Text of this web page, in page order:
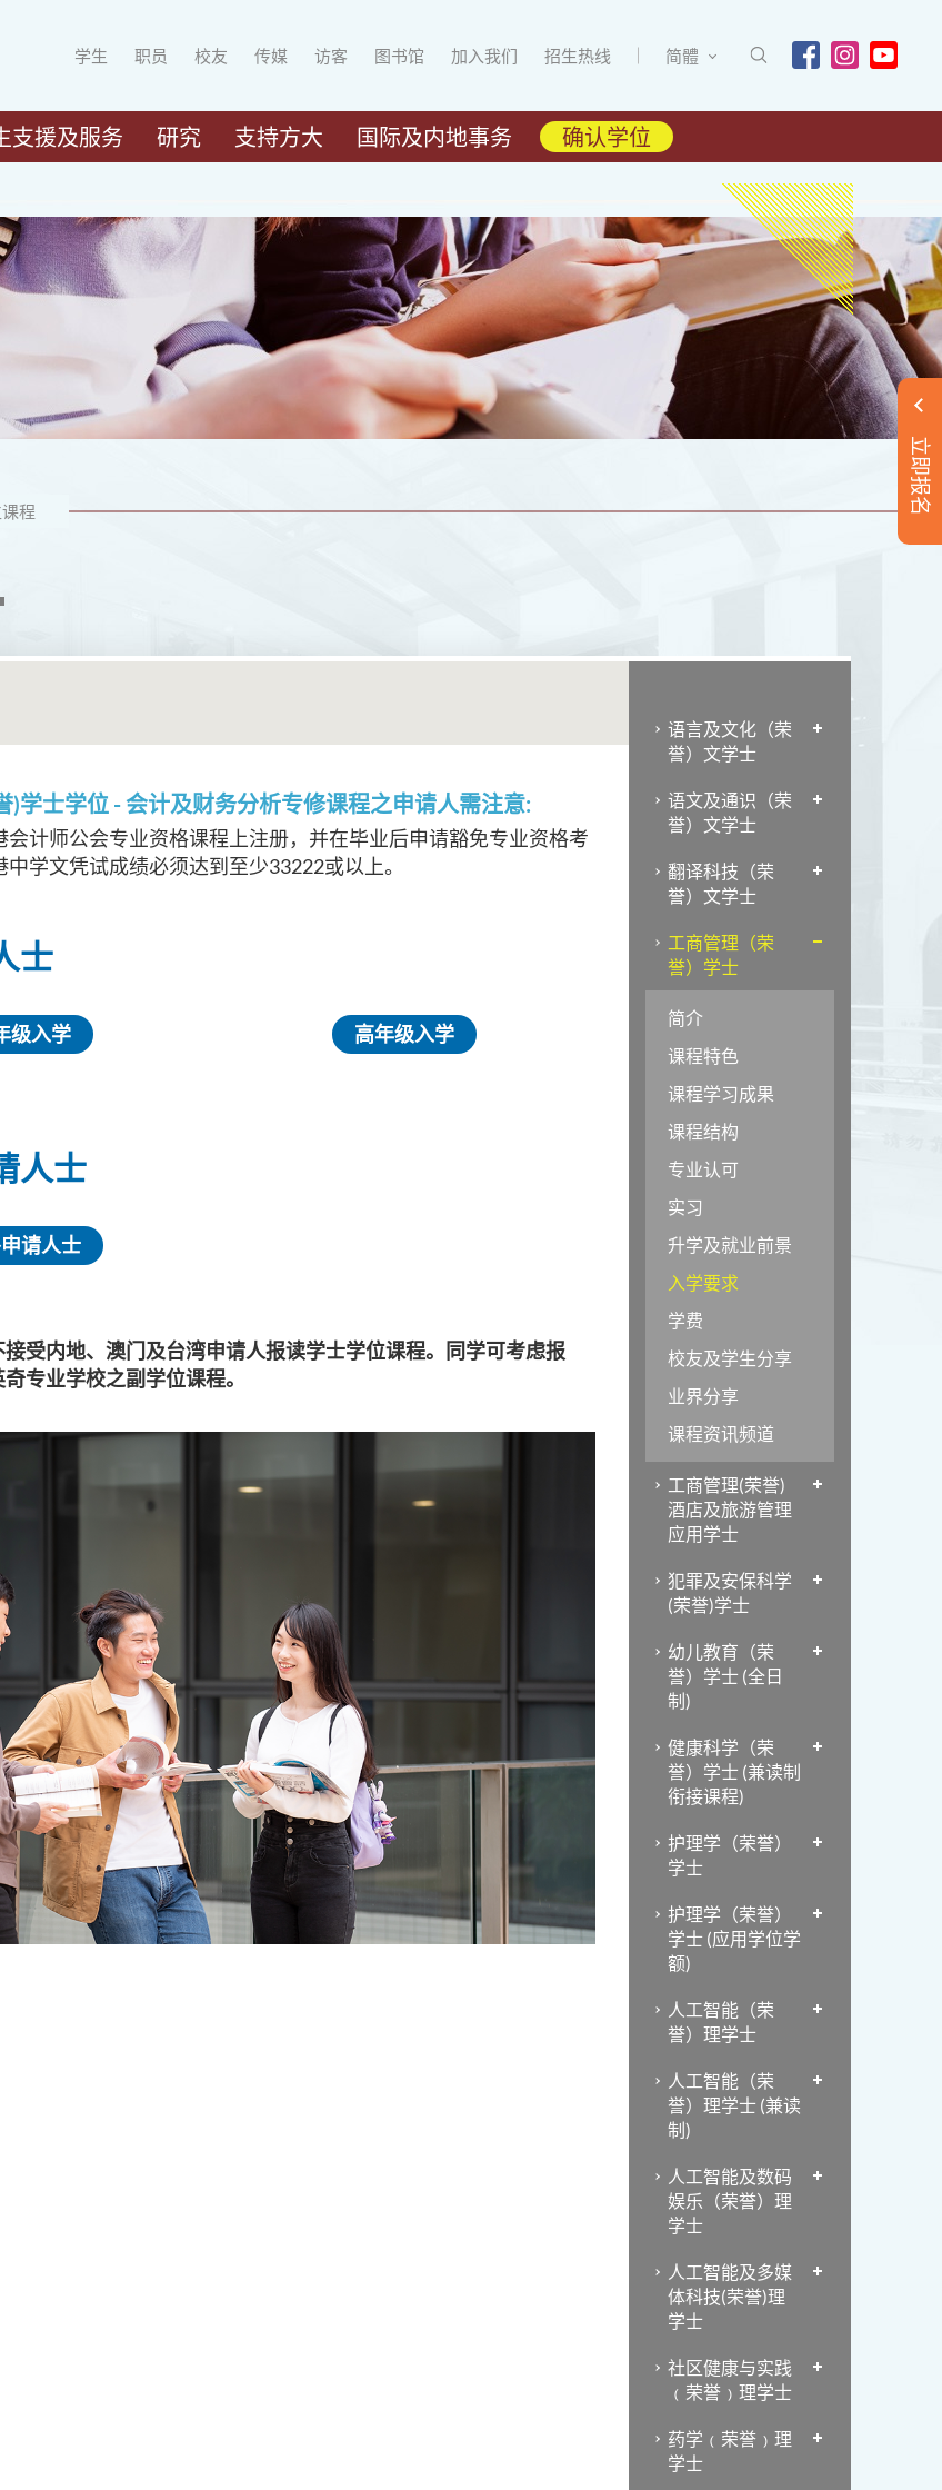
学生 职员 校友 传媒 访客 图书馆 加入我们 招生热线 简體
支援及服务 研究 支持方大 国际及内地事务 确认学位
立即报名
程
)学士学位 - 会计及财务分析专修课程之申请人需注意:
会计师公会专业资格课程上注册，并在毕业后申请豁免专业资格考
学文凭试成绩必须达到至少33222或以上。
士
级入学 高年级入学
人士
请人士
受内地、澳门及台湾申请人报读学士学位课程。同学可考虑报
专业学校之副学位课程。
语言及文化（荣
誉）文学士
语文及通识（荣
誉）文学士
翻译科技（荣
誉）文学士
工商管理（荣
誉）学士
简介
课程特色
课程学习成果
课程结构
专业认可
实习
升学及就业前景
入学要求
学费
校友及学生分享
业界分享
课程资讯频道
工商管理(荣誉)
酒店及旅游管理
应用学士
犯罪及安保科学
(荣誉)学士
幼儿教育（荣
誉）学士 (全日
制)
健康科学（荣
誉）学士 (兼读制
衔接课程)
护理学（荣誉）
学士
护理学（荣誉）
学士 (应用学位学
额)
人工智能（荣
誉）理学士
人工智能（荣
誉）理学士 (兼读
制)
人工智能及数码
娱乐（荣誉）理
学士
人工智能及多媒
体科技(荣誉)理
学士
社区健康与实践
﹙荣誉﹚理学士
药学﹙荣誉﹚理
学士